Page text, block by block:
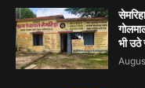
भी उठे